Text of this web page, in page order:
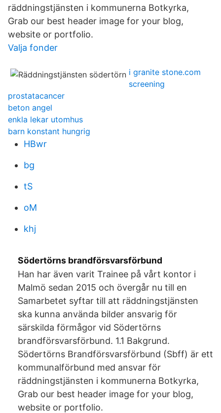
räddningstjänsten i kommunerna Botkyrka,
Grab our best header image for your blog,
website or portfolio.
Valja fonder
i granite stone.com
screening
prostatacancer
beton angel
enkla lekar utomhus
barn konstant hungrig
HBwr
bg
tS
oM
khj
Södertörns brandförsvarsförbund
Han har även varit Trainee på vårt kontor i
Malmö sedan 2015 och övergår nu till en
Samarbetet syftar till att räddningstjänsten
ska kunna använda bilder ansvarig för
särskilda förmågor vid Södertörns
brandförsvarsförbund. 1.1 Bakgrund.
Södertörns Brandförsvarsförbund (Sbff) är ett
kommunalförbund med ansvar för
räddningstjänsten i kommunerna Botkyrka,
Grab our best header image for your blog,
website or portfolio.